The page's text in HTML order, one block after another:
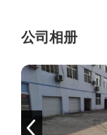
公司相册